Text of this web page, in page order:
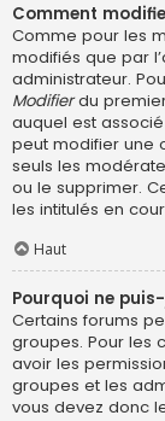
Comment
Comme pour les
modifiés que par
administrateur.
Modifierdu
auquel est
peut modifier une
seuls les
ou le supprimer.
les intitulés en
Haut
Pourquoi ne
Certains forums
groupes. Pour les
avoir les
groupes et les
vous devez donc